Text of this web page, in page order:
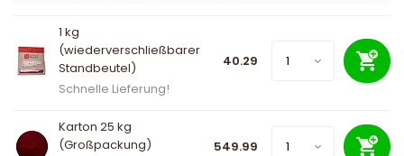
1 kg
(wiederverschließbarer
Standbeutel)
Schnelle Lieferung!
40.29
Karton 25 kg
(Großpackung)
549.99